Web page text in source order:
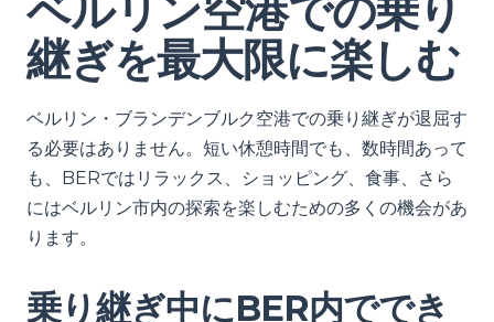
継ぎを最大限に楽しむ
ベルリン・ブランデンブルク空港での乗り継ぎが退屈す
る必要はありません。短い休憩時間でも、数時間あって
も、BERではリラックス、ショッピング、食事、さら
にはベルリン市内の探索を楽しむための多くの機会があ
ります。
乗り継ぎ中にBER内ででき